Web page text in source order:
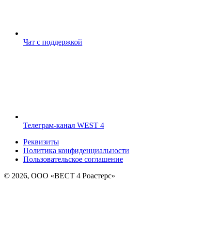
Чат с поддержкой
Телеграм-канал WEST 4
Реквизиты
Политика конфиденциальности
Пользовательское соглашение
© 2026, ООО «ВЕСТ 4 Роастерс»